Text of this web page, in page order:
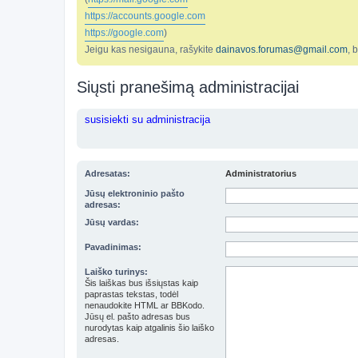
https://accounts.google.com
https://google.com)
Jeigu kas nesigauna, rašykite dainavos.forumas@gmail.com ,
Siųsti pranešimą administracijai
susisiekti su administracija
Adresatas: Administratorius
Jūsų elektroninio pašto
adresas:
Jūsų vardas:
Pavadinimas:
Laiško turinys:
Šis laiškas bus išsiųstas kaip
paprastas tekstas, todėl
nenaudokite HTML ar BBKodo.
Jūsų el. pašto adresas bus
nurodytas kaip atgalinis šio laiško
adresas.